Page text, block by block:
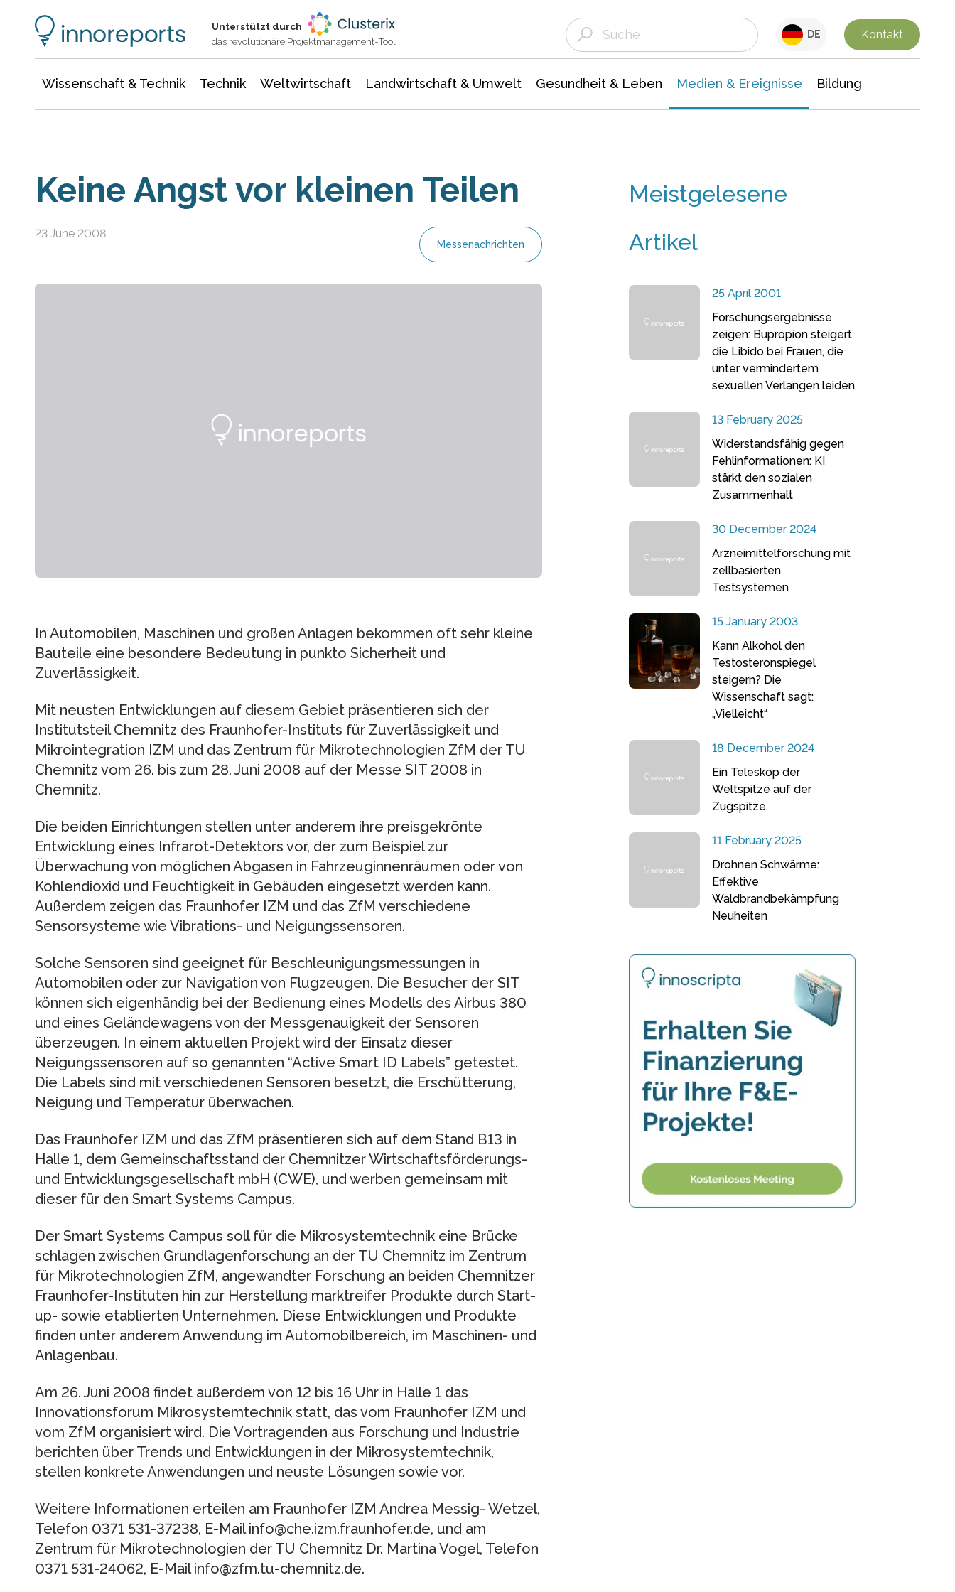
Unterstützt durch
das revolutionäre Projektmanagement-Tool
DE Kontakt
Wissenschaft & Technik Technik Weltwirtschaft Landwirtschaft & Umwelt Gesundheit & Leben Medien & Ereignisse Bildung
Keine Angst vor kleinen Teilen
23 June 2008
Messenachrichten
In Automobilen, Maschinen und großen Anlagen bekommen oft sehr kleine
Bauteile eine besondere Bedeutung in punkto Sicherheit und
Zuverlässigkeit.
Mit neusten Entwicklungen auf diesem Gebiet präsentieren sich der
Institutsteil Chemnitz des Fraunhofer-Instituts für Zuverlässigkeit und
Mikrointegration IZM und das Zentrum für Mikrotechnologien ZfM der TU
Chemnitz vom 26. bis zum 28. Juni 2008 auf der Messe SIT 2008 in
Chemnitz.
Die beiden Einrichtungen stellen unter anderem ihre preisgekrönte
Entwicklung eines Infrarot-Detektors vor, der zum Beispiel zur
Überwachung von möglichen Abgasen in Fahrzeuginnenräumen oder von
Kohlendioxid und Feuchtigkeit in Gebäuden eingesetzt werden kann.
Außerdem zeigen das Fraunhofer IZM und das ZfM verschiedene
Sensorsysteme wie Vibrations- und Neigungssensoren.
Solche Sensoren sind geeignet für Beschleunigungsmessungen in
Automobilen oder zur Navigation von Flugzeugen. Die Besucher der SIT
können sich eigenhändig bei der Bedienung eines Modells des Airbus 380
und eines Geländewagens von der Messgenauigkeit der Sensoren
überzeugen. In einem aktuellen Projekt wird der Einsatz dieser
Neigungssensoren auf so genannten “Active Smart ID Labels” getestet.
Die Labels sind mit verschiedenen Sensoren besetzt, die Erschütterung,
Neigung und Temperatur überwachen.
Das Fraunhofer IZM und das ZfM präsentieren sich auf dem Stand B13 in
Halle 1, dem Gemeinschaftsstand der Chemnitzer Wirtschaftsförderungs-
und Entwicklungsgesellschaft mbH (CWE), und werben gemeinsam mit
dieser für den Smart Systems Campus.
Der Smart Systems Campus soll für die Mikrosystemtechnik eine Brücke
schlagen zwischen Grundlagenforschung an der TU Chemnitz im Zentrum
für Mikrotechnologien ZfM, angewandter Forschung an beiden Chemnitzer
Fraunhofer-Instituten hin zur Herstellung marktreifer Produkte durch Start-
up- sowie etablierten Unternehmen. Diese Entwicklungen und Produkte
finden unter anderem Anwendung im Automobilbereich, im Maschinen- und
Anlagenbau.
Am 26. Juni 2008 findet außerdem von 12 bis 16 Uhr in Halle 1 das
Innovationsforum Mikrosystemtechnik statt, das vom Fraunhofer IZM und
vom ZfM organisiert wird. Die Vortragenden aus Forschung und Industrie
berichten über Trends und Entwicklungen in der Mikrosystemtechnik,
stellen konkrete Anwendungen und neuste Lösungen sowie vor.
Weitere Informationen erteilen am Fraunhofer IZM Andrea Messig- Wetzel,
Telefon 0371 531-37238, E-Mail info@che.izm.fraunhofer.de, und am
Zentrum für Mikrotechnologien der TU Chemnitz Dr. Martina Vogel, Telefon
0371 531-24062, E-Mail info@zfm.tu-chemnitz.de.
Meistgelesene
Artikel
25 April 2001
Forschungsergebnisse
zeigen: Bupropion steigert
die Libido bei Frauen, die
unter vermindertem
sexuellen Verlangen leiden
13 February 2025
Widerstandsfähig gegen
Fehlinformationen: KI
stärkt den sozialen
Zusammenhalt
30 December 2024
Arzneimittelforschung mit
zellbasierten
Testsystemen
15 January 2003
Kann Alkohol den
Testosteronspiegel
steigern? Die
Wissenschaft sagt:
„Vielleicht“
18 December 2024
Ein Teleskop der
Weltspitze auf der
Zugspitze
11 February 2025
Drohnen Schwärme:
Effektive
Waldbrandbekämpfung
Neuheiten